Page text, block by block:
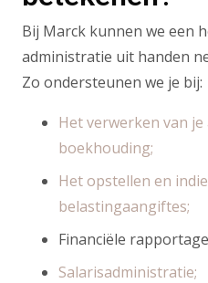
Bij Marck kunnen we een
administratie uit handen
Zo ondersteunen we je bij:
Het verwerken van
boekhouding;
Het opstellen en
belastingaangiftes;
Financiële
Salarisadministratie;